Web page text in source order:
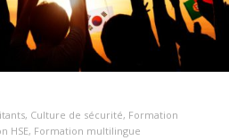
, Culture de sécurité, Formation
HSE, Formation multilingue